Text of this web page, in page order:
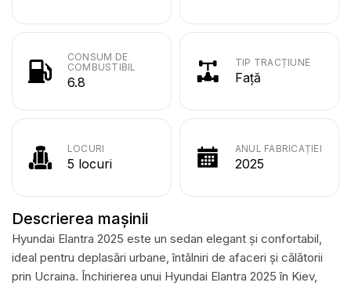
CONSUM DE
COMBUSTIBIL
6.8
TIP TRACȚIUNE
Față
LOCURI
5 locuri
ANUL FABRICAȚIEI
2025
Descrierea mașinii
Hyundai Elantra 2025 este un sedan elegant și confortabil,
ideal pentru deplasări urbane, întâlniri de afaceri și călătorii
prin Ucraina. Închirierea unui Hyundai Elantra 2025 în Kiev,